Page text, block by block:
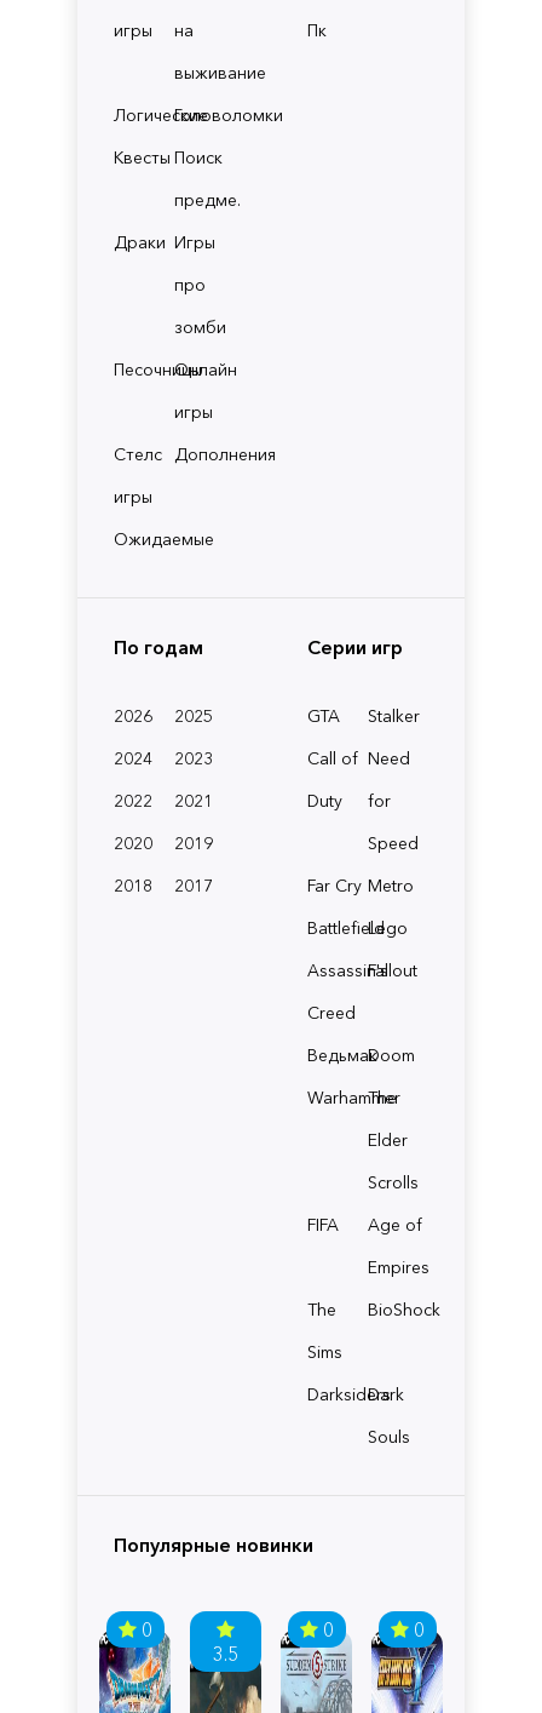
игры
на
выживание
ЛогическиеГоловоломки
Квесты Поиск
предме.
Драки Игры
про
зомби
ПесочницыОнлайн
игры
Стелс
игры
Дополнения
Ожидаемые
Пк
По годам
2026
2025
2024
2023
2022
2021
2020
2019
2018
2017
Серии игр
GTA
Stalker
Call of
Duty
Need
for
Speed
Far Cry Metro
BattlefieldLego
Assassin's
Creed
Fallout
ВедьмакDoom
Warhammer
The
Elder
Scrolls
FIFA
Age of
Empires
The
Sims
BioShock
Darksiders
Dark
Souls
Популярные новинки
0
3.5
0 0